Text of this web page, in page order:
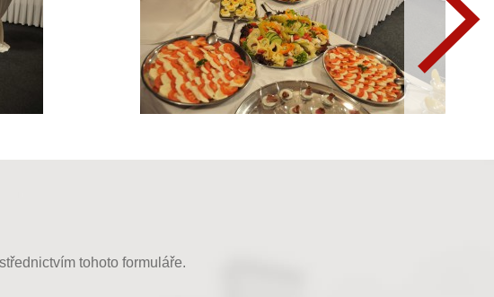
tohoto formuláře.